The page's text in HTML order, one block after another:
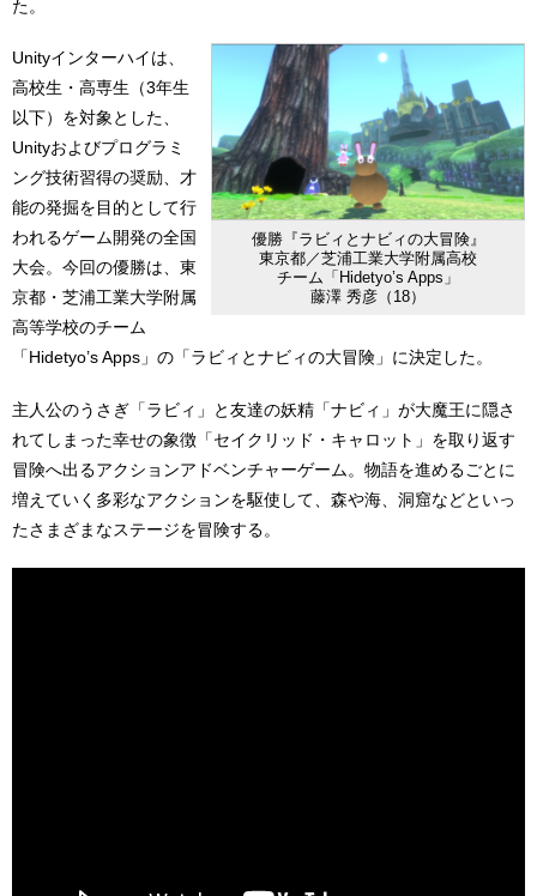
た。
優勝『ラビィとナビィの大冒険』
東京都／芝浦工業大学附属高校
チーム「Hidetyo’s Apps」
藤澤 秀彦（18）
Unityインターハイは、
高校生・高専生（3年生
以下）を対象とした、
Unityおよびプログラミ
ング技術習得の奨励、才
能の発掘を目的として行
われるゲーム開発の全国
大会。今回の優勝は、東
京都・芝浦工業大学附属
高等学校のチーム
「Hidetyo’s Apps」の「ラビィとナビィの大冒険」に決定した。
主人公のうさぎ「ラビィ」と友達の妖精「ナビィ」が大魔王に隠さ
れてしまった幸せの象徴「セイクリッド・キャロット」を取り返す
冒険へ出るアクションアドベンチャーゲーム。物語を進めるごとに
増えていく多彩なアクションを駆使して、森や海、洞窟などといっ
たさまざまなステージを冒険する。